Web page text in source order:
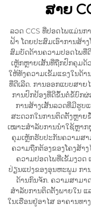
ສາຍ
ລວດ CCS ທີ່ປອດໄພແມ່ນກ
ຟ້າ ໂດຍປະສົມເອົາການສ້າ
ສົມບັດດ້ານຄວາມປອດໄພທີ່
ເຫຼັກຫຼາຍເສັ້ນທີ່ຖືກປົກຄຸມດ້
ໃຫ້ທັງຄວາມເຂັ້ມແຂງໃນດ້
ທີ່ດີເລີດ. ການອອກແບບສາ
ການປົກປ້ອງທີ່ດີຂຶ້ນຕໍ່ຂໍ້ບົກຜ່
ການສ້າງເສັ້ນລວດທີ່ມີຮູ
ສະດວກໃນການຕິດຕັ້ງຫຼາຍ
ເໝາະສຳລັບການນຳໃຊ້ຫຼາກ
ຄຸມເຫຼັກຮັບປະກັນຄວາມສ
ຄວາມຖືກຕ້ອງຂອງໂຄງສ້າ
ຄວາມປອດໄພທີ່ເຂັ້ມງວດ
ປ່ຽນແປງຂອງອຸນຫະພູມ ກາ
ດ້ານກົນຈັກ. ຄວາມສາມ
ສຳລັບການຕິດຕັ້ງພາຍໃນ ແ
ໃນເຮືອນຢູ່ອາໄສ ອາຄານທ